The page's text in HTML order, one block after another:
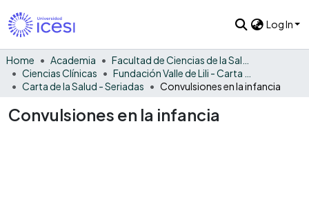
Log In
Home Academia
Ciencias Clínicas
Carta de la Salud - Seriadas
Convulsiones en la infancia
Convulsiones en la infancia